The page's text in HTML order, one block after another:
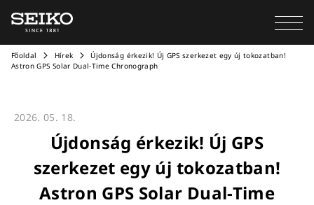
Főoldal Hírek
Újdonság érkezik! Új GPS szerkezet egy új tokozatban!
Astron GPS Solar Dual-Time Chronograph
2026. 05. 18.
Újdonság érkezik! Új GPS
szerkezet egy új tokozatban!
Astron GPS Solar Dual-Time